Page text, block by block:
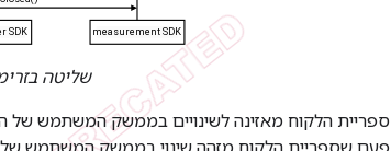
שליטה
ספריית הלקוח מאזינה לשינויים בממשק המשתמש של